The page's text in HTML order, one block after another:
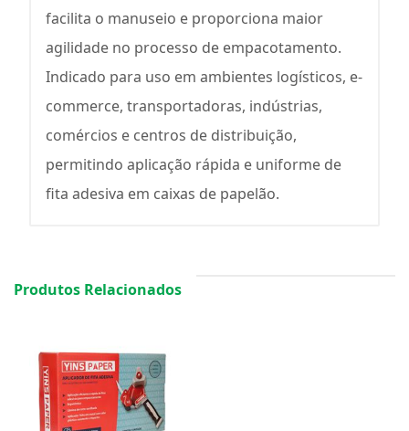
facilita o manuseio e proporciona maior
agilidade no processo de empacotamento.
Indicado para uso em ambientes logísticos, e-
commerce, transportadoras, indústrias,
comércios e centros de distribuição,
permitindo aplicação rápida e uniforme de
fita adesiva em caixas de papelão.
Produtos Relacionados